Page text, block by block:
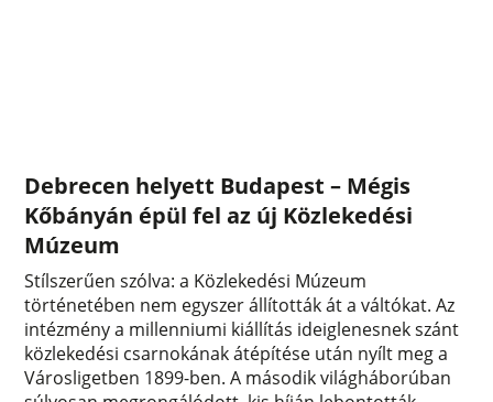
Debrecen helyett Budapest – Mégis
Kőbányán épül fel az új Közlekedési
Múzeum
Stílszerűen szólva: a Közlekedési Múzeum
történetében nem egyszer állították át a váltókat. Az
intézmény a millenniumi kiállítás ideiglenesnek szánt
közlekedési csarnokának átépítése után nyílt meg a
Városligetben 1899-ben. A második világháborúban